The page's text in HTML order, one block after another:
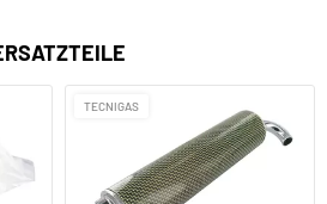
TECNIGAS